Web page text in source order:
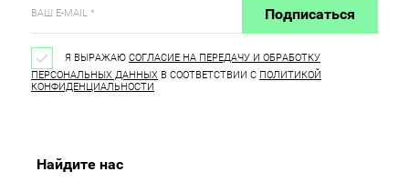
Найдите нас
Я ВЫРАЖАЮ СОГЛАСИЕ НА ПЕРЕДАЧУ И ОБРАБОТКУ
ПЕРСОНАЛЬНЫХ ДАННЫХ В СООТВЕТСТВИИ С ПОЛИТИКОЙ
КОНФИДЕНЦИАЛЬНОСТИ
Подписаться